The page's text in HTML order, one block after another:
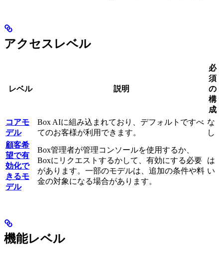
アクセスレベル
レベル 説明
必
須
の
構
成
コアモ
デル
Box AIに組み込まれており、デフォルトですべ
てのお客様が利用できます。
な
し
顧客希
望で有
効化で
きるモ
デル
Box管理者が管理コンソールを使用するか、
Boxにリクエストするかして、有効にする必要
があります。一部のモデルは、追加の条件や料
金の対象になる場合があります。
は
い
機能レベル